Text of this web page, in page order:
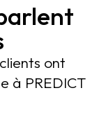
ont
à PREDICT